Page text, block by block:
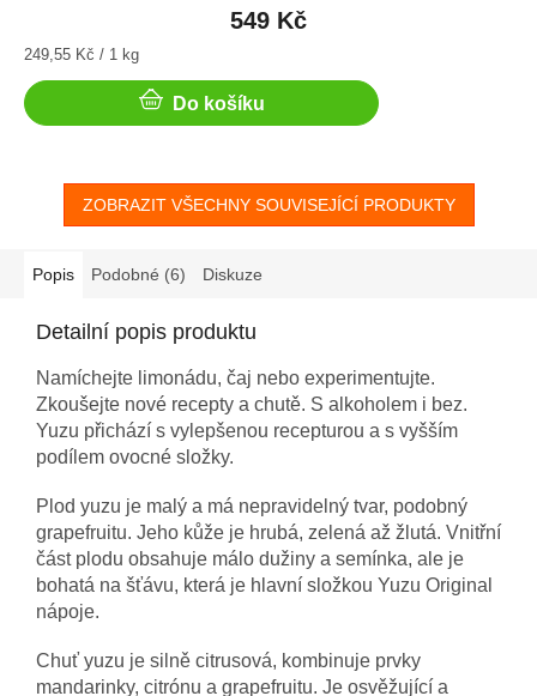
549 Kč
Měrná
249,55 Kč / 1 kg
Do košíku
ZOBRAZIT VŠECHNY SOUVISEJÍCÍ PRODUKTY
Popis Podobné (6) Diskuze
Detailní popis produktu
Namíchejte limonádu, čaj nebo experimentujte.
Zkoušejte nové recepty a chutě. S alkoholem i bez.
Yuzu přichází s vylepšenou recepturou a s vyšším
podílem ovocné složky.
Plod yuzu je malý a má nepravidelný tvar, podobný
grapefruitu. Jeho kůže je hrubá, zelená až žlutá. Vnitřní
část plodu obsahuje málo dužiny a semínka, ale je
bohatá na šťávu, která je hlavní složkou Yuzu Original
nápoje.
Chuť yuzu je silně citrusová, kombinuje prvky
mandarinky, citrónu a grapefruitu. Je osvěžující a